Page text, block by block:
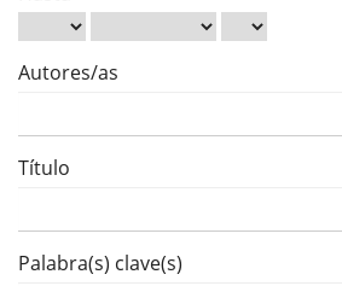
Autores/as
Título
Palabra(s) clave(s)